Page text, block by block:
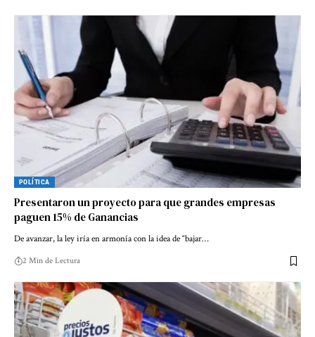
POLÍTICA
Presentaron un proyecto para que grandes empresas
paguen 15% de Ganancias
De avanzar, la ley iría en armonía con la idea de “bajar…
2 Min de Lectura